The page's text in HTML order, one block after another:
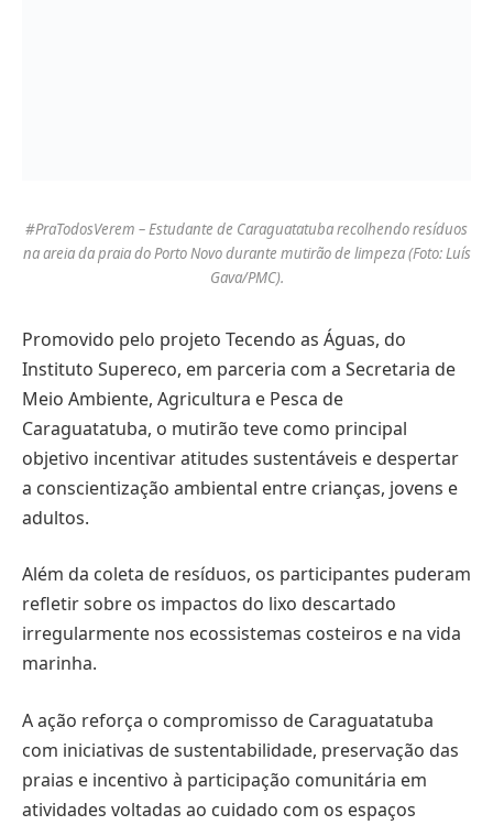
#PraTodosVerem – Estudante de Caraguatatuba recolhendo resíduos
na areia da praia do Porto Novo durante mutirão de limpeza (Foto: Luís
Gava/PMC).
Promovido pelo projeto Tecendo as Águas, do
Instituto Supereco, em parceria com a Secretaria de
Meio Ambiente, Agricultura e Pesca de
Caraguatatuba, o mutirão teve como principal
objetivo incentivar atitudes sustentáveis e despertar
a conscientização ambiental entre crianças, jovens e
adultos.
Além da coleta de resíduos, os participantes puderam
refletir sobre os impactos do lixo descartado
irregularmente nos ecossistemas costeiros e na vida
marinha.
A ação reforça o compromisso de Caraguatatuba
com iniciativas de sustentabilidade, preservação das
praias e incentivo à participação comunitária em
atividades voltadas ao cuidado com os espaços